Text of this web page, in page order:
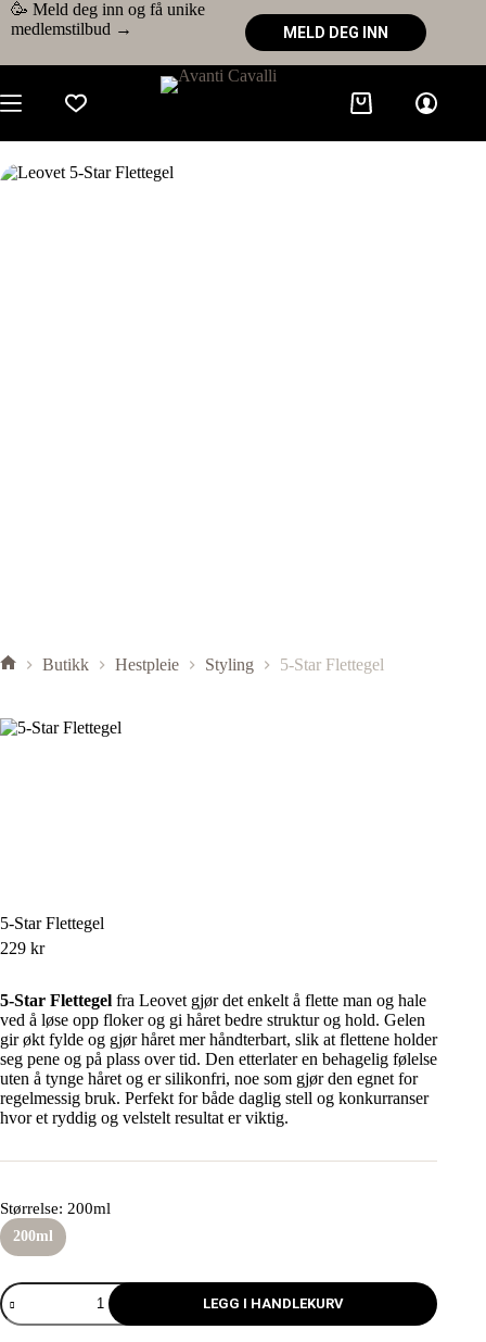
🥳 Meld deg inn og få unike
medlemstilbud →
MELD DEG INN
Butikk Hestpleie Styling 5-Star Flettegel
5-Star Flettegel
229 kr
5-Star Flettegel fra Leovet gjør det enkelt å flette man og hale
ved å løse opp floker og gi håret bedre struktur og hold. Gelen
gir økt fylde og gjør håret mer håndterbart, slik at flettene holder
seg pene og på plass over tid. Den etterlater en behagelig følelse
uten å tynge håret og er silikonfri, noe som gjør den egnet for
regelmessig bruk. Perfekt for både daglig stell og konkurranser
hvor et ryddig og velstelt resultat er viktig.
Størrelse: 200ml
200ml
LEGG I HANDLEKURV